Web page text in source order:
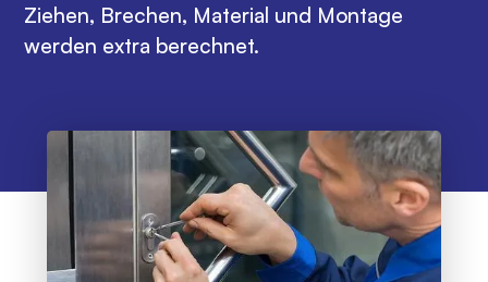
Ziehen, Brechen, Material und Montage
werden extra berechnet.